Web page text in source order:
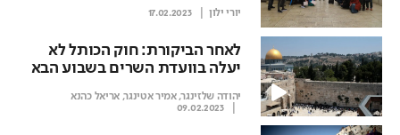
יורי ילון 17.02.2023
לאחר הביקורת: חוק הכותל לא
יעלה בוועדת השרים בשבוע הבא
יהודה שלזינגר,אמיר אטינגר,אריאל כהנא
09.02.2023